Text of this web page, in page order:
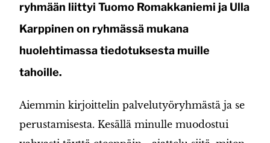
ryhmään liittyi Tuomo Romakkaniemi ja Ulla
Karppinen on ryhmässä mukana
huolehtimassa tiedotuksesta muille
tahoille.
Aiemmin kirjoittelin palvelutyöryhmästä ja se
perustamisesta. Kesällä minulle muodostui